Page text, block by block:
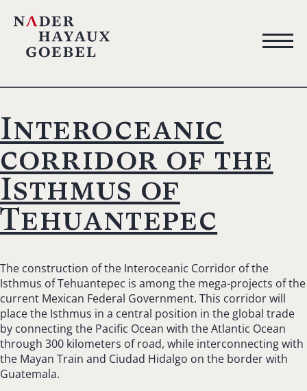
Interoceanic
corridor of the
Isthmus of
Tehuantepec
The construction of the Interoceanic Corridor of the
Isthmus of Tehuantepec is among the mega-projects of the
current Mexican Federal Government. This corridor will
place the Isthmus in a central position in the global trade
by connecting the Pacific Ocean with the Atlantic Ocean
through 300 kilometers of road, while interconnecting with
the Mayan Train and Ciudad Hidalgo on the border with
Guatemala.